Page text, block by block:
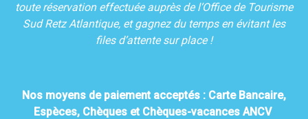
toute réservation effectuée auprès de l’Office de Tourisme
Sud Retz Atlantique, et gagnez du temps en évitant les
files d’attente sur place !
Nos moyens de paiement acceptés : Carte Bancaire,
Espèces, Chèques et Chèques-vacances ANCV